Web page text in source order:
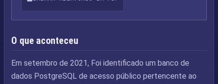
O que aconteceu
Em setembro de 2021, Foi identificado um banco de
dados PostgreSQL de acesso público pertencente ao